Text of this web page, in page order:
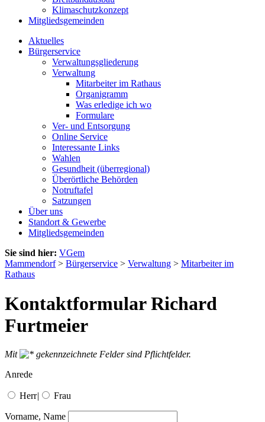
Klimaschutzkonzept
Mitgliedsgemeinden
Aktuelles
Bürgerservice
Verwaltungsgliederung
Verwaltung
Mitarbeiter im Rathaus
Organigramm
Was erledige ich wo
Formulare
Ver- und Entsorgung
Online Service
Interessante Links
Wahlen
Gesundheit (überregional)
Überörtliche Behörden
Notruftafel
Satzungen
Über uns
Standort & Gewerbe
Mitgliedsgemeinden
Sie sind hier: VGem
Mammendorf> Bürgerservice > Verwaltung > Mitarbeiter im
Rathaus
Kontaktformular Richard
Furtmeier
Mit
gekennzeichnete Felder sind Pflichtfelder.
Anrede
Herr| Frau
Vorname, Name